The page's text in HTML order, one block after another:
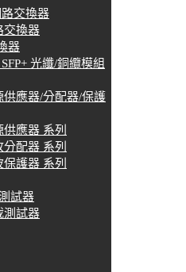
交換器
交換器
器
光纖/銅纜模組
供應器/分配器/保護
應器 系列
配器 系列
護器 系列
試器
測試器